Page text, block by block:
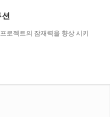
로젝트의 잠재력을 향상 시키